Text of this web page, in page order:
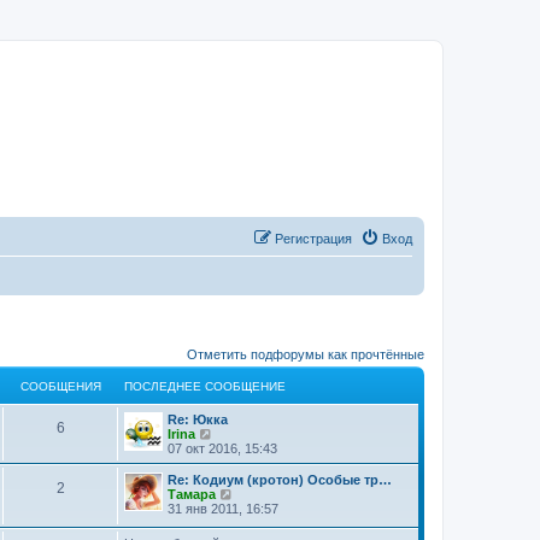
Вход
Регистрация
Отметить подфорумы как прочтённые
СООБЩЕНИЯ ПОСЛЕДНЕЕ СООБЩЕНИЕ
6
Re: Юкка
Irina
е
р
е
й
т
к
07 окт 2016, 15:43
2
Re: Кодиум (кротон) Особые тр…
Тамара
е
31 янв 2011, 16:57